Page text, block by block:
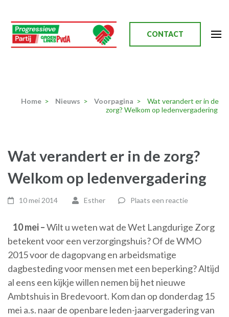
naar
inhoud
(Druk
CONTACT
Home > Nieuws > Voorpagina >
Wat verandert er in de
zorg? Welkom op ledenvergadering
Wat verandert er in de zorg?
Welkom op ledenvergadering
10 mei 2014 Esther Plaats een reactie
10 mei –Wilt u weten wat de Wet Langdurige Zorg
betekent voor een verzorgingshuis? Of de WMO
2015 voor de dagopvang en arbeidsmatige
dagbesteding voor mensen met een beperking? Altijd
al eens een kijkje willen nemen bij het nieuwe
Ambtshuis in Bredevoort. Kom dan op donderdag 15
mei a.s. naar de openbare leden-jaarvergadering van